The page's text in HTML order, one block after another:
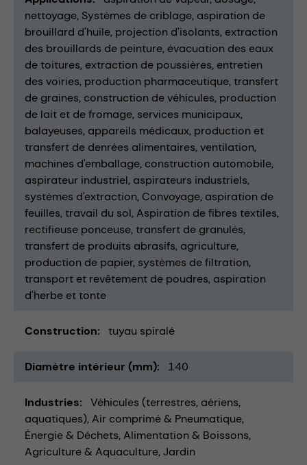
nettoyage Systèmes de criblage aspiration de
brouillard d'huile projection d'isolants extraction
des brouillards de peinture évacuation des eaux
de toitures extraction de poussières entretien
des voiries production pharmaceutique transfert
de graines construction de véhicules production
de lait et de fromage services municipaux
balayeuses appareils médicaux production et
transfert de denrées alimentaires ventilation
machines d'emballage construction automobile
aspirateur industriel aspirateurs industriels
systèmes d'extraction Convoyage aspiration de
feuilles travail du sol Aspiration de fibres textiles
rectifieuse ponceuse transfert de granulés
transfert de produits abrasifs agriculture
production de papier systèmes de filtration
transport et revêtement de poudres aspiration
d'herbe et tonte
Construction tuyau spiralé
Diamètre intérieur (mm) 140
Industries
Véhicules (terrestres, aériens,
aquatiques) Air comprimé & Pneumatique
Énergie & Déchets Alimentation & Boissons
Agriculture & Aquaculture Jardin